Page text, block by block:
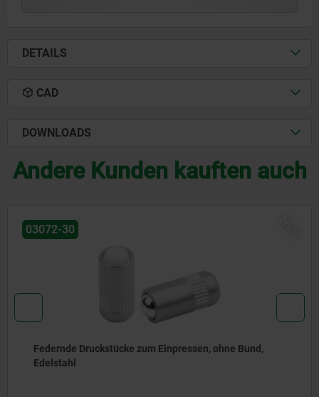
DETAILS
CAD
DOWNLOADS
Andere Kunden kauften auch
03071-90
Federnde Druckstücke glatte Ausführung, ohne Bund,
Stahl